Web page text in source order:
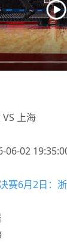
VS 上海
06-02
赛6月2日：